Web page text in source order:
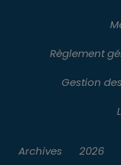
Règlement
Gestion
Archives 2026